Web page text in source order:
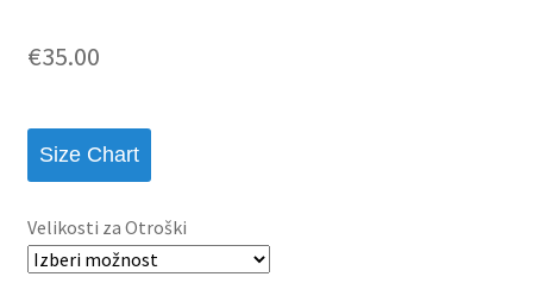
€35.00
Size Chart
Velikosti za Otroški